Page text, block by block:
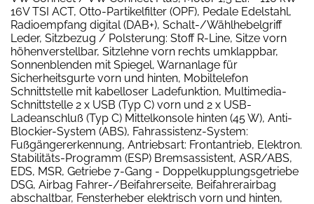
16V TSI ACT, Otto-Partikelfilter (OPF), Pedale Edelstahl,
Radioempfang digital (DAB+), Schalt-/Wählhebelgriff
Leder, Sitzbezug / Polsterung: Stoff R-Line, Sitze vorn
höhenverstellbar, Sitzlehne vorn rechts umklappbar,
Sonnenblenden mit Spiegel, Warnanlage für
Sicherheitsgurte vorn und hinten, Mobiltelefon
Schnittstelle mit kabelloser Ladefunktion, Multimedia-
Schnittstelle 2 x USB (Typ C) vorn und 2 x USB-
Ladeanschluß (Typ C) Mittelkonsole hinten (45 W), Anti-
Blockier-System (ABS), Fahrassistenz-System:
Fußgängererkennung, Antriebsart: Frontantrieb, Elektron.
Stabilitäts-Programm (ESP) Bremsassistent, ASR/ABS,
EDS, MSR, Getriebe 7-Gang - Doppelkupplungsgetriebe
DSG, Airbag Fahrer-/Beifahrerseite, Beifahrerairbag
abschaltbar, Fensterheber elektrisch vorn und hinten,